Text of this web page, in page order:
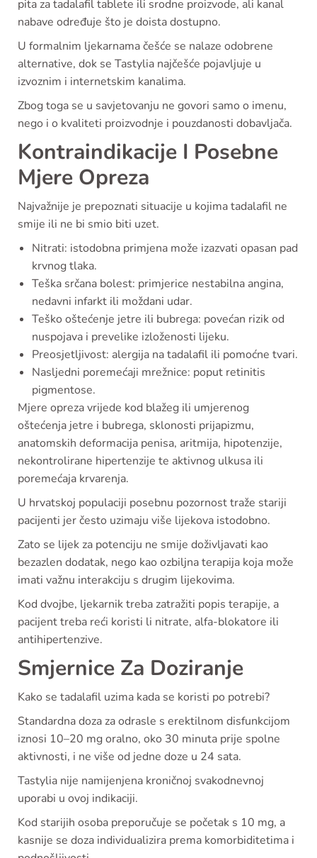
pita za tadalafil tablete ili srodne proizvode, ali kanal
nabave određuje što je doista dostupno.
U formalnim ljekarnama češće se nalaze odobrene
alternative, dok se Tastylia najčešće pojavljuje u
izvoznim i internetskim kanalima.
Zbog toga se u savjetovanju ne govori samo o imenu,
nego i o kvaliteti proizvodnje i pouzdanosti dobavljača.
Kontraindikacije I Posebne
Mjere Opreza
Najvažnije je prepoznati situacije u kojima tadalafil ne
smije ili ne bi smio biti uzet.
Nitrati: istodobna primjena može izazvati opasan pad
krvnog tlaka.
Teška srčana bolest: primjerice nestabilna angina,
nedavni infarkt ili moždani udar.
Teško oštećenje jetre ili bubrega: povećan rizik od
nuspojava i prevelike izloženosti lijeku.
Preosjetljivost: alergija na tadalafil ili pomoćne tvari.
Nasljedni poremećaji mrežnice: poput retinitis
pigmentose.
Mjere opreza vrijede kod blažeg ili umjerenog
oštećenja jetre i bubrega, sklonosti prijapizmu,
anatomskih deformacija penisa, aritmija, hipotenzije,
nekontrolirane hipertenzije te aktivnog ulkusa ili
poremećaja krvarenja.
U hrvatskoj populaciji posebnu pozornost traže stariji
pacijenti jer često uzimaju više lijekova istodobno.
Zato se lijek za potenciju ne smije doživljavati kao
bezazlen dodatak, nego kao ozbiljna terapija koja može
imati važnu interakciju s drugim lijekovima.
Kod dvojbe, ljekarnik treba zatražiti popis terapije, a
pacijent treba reći koristi li nitrate, alfa-blokatore ili
antihipertenzive.
Smjernice Za Doziranje
Kako se tadalafil uzima kada se koristi po potrebi?
Standardna doza za odrasle s erektilnom disfunkcijom
iznosi 10–20 mg oralno, oko 30 minuta prije spolne
aktivnosti, i ne više od jedne doze u 24 sata.
Tastylia nije namijenjena kroničnoj svakodnevnoj
uporabi u ovoj indikaciji.
Kod starijih osoba preporučuje se početak s 10 mg, a
kasnije se doza individualizira prema komorbiditetima i